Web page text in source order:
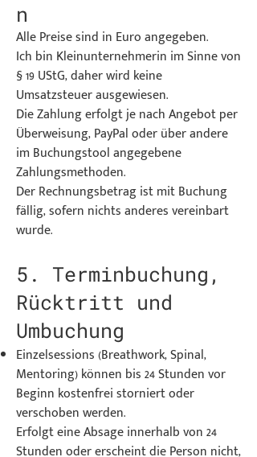
n
Alle Preise sind in Euro angegeben.
Ich bin Kleinunternehmerin im Sinne von
§ 19 UStG, daher wird keine
Umsatzsteuer ausgewiesen.
Die Zahlung erfolgt je nach Angebot per
Überweisung, PayPal oder über andere
im Buchungstool angegebene
Zahlungsmethoden.
Der Rechnungsbetrag ist mit Buchung
fällig, sofern nichts anderes vereinbart
wurde.
5. Terminbuchung,
Rücktritt und
Umbuchung
Einzelsessions (Breathwork, Spinal,
Mentoring) können bis 24 Stunden vor
Beginn kostenfrei storniert oder
verschoben werden.
Erfolgt eine Absage innerhalb von 24
Stunden oder erscheint die Person nicht,